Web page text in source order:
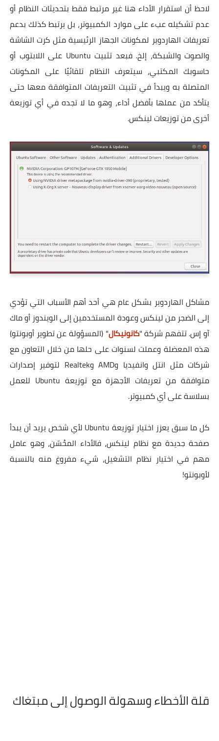
لاحظ أن استقرار الأداء هنا غير مرتبط فقط بتحديثات النظام أو
عدم تشكيله عبء على موارد الكمبيوتر، بل يرتبط كذلك بدعم
تعريفات الهاردوير لمكونات الجهاز الرئيسية مثل كرت الشاشة
والصوت والشبكة، إلخ. فبعد تثبيت Ubuntu على اللابتوب أو
حاسوبك المكتبي، سيتعرف النظام تلقائيًا على المكونات
المتصلة به ويبدأ في تثبيت التعريفات المتوافقة معها حتى
يتأكد من عملها بأفضل أداء، وهو ما لا تجده في أي توزيعة
أخرى من توزيعات لينكس.
مشاكل الهاردوير بشكل عام هي أحد أهم الأسباب التي تؤدي
إلى الضجر من لينكس وعودة المستخدمين إلى الويندوز أو ماك
آو إس. تتفهم شركة "كانونيكال" (المسؤولة عن تطوير أوبونتو)
هذه المعضلة وعملت لسنوات على حلها من خلال التعاون مع
شركات مثل انتل وانفيديا وAMD وRealtek لتوفير إصدارات
متوافقة من تعريفات الأجهزة مع توزيعة Ubuntu للعمل
بسلاسة على أي كمبيوتر.
كل ما سبق يعزز اختيار توزيعة Ubuntu لأي شخص يريد أن يبدأ
صفحة جديدة مع نظام لينكس، فالأداء المحُسّن، وهو عامل
مهم في اختيار نظام التشغيل، شيء مفروغ منه بالنسبة
لأوبونتو!
قلة الأخطاء وسهولة الوصول إلى مبتغاك